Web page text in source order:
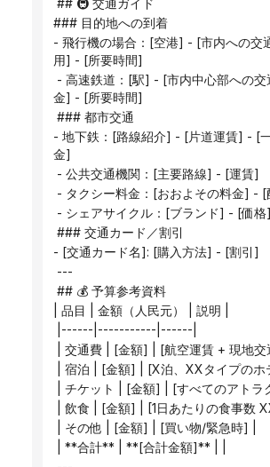
## 🚇 交通ガイド
### 目的地への到着
- 飛行機の場合：[空港] - [市内への交
用] - [所要時間]
金] - [所要時間]
### 都市交通
- 地下鉄：[路線紹介] - [片道運賃] - [
金]
- 公共交通機関：[主要路線] - [運賃]
- タクシー料金：[おおよその料金] - [
- シェアサイクル：[ブランド] - [価格]
### 交通カード／割引
- [交通カード名]: [購入方法] - [割引]
---
## 💰 予算参考資料
| 品目 | 金額（人民元） | 説明 |
|------|-----------|------|
| 交通費 | [金額] | [航空運賃 + 現地交
| 宿泊 | [金額] | [X泊、XXタイプのホ
| チケット | [金額] | [すべてのアトラ
| 飲食 | [金額] | [1日あたりの食事数
| その他 | [金額] | [買い物/緊急時] |
| **合計** | **[合計金額]** | |